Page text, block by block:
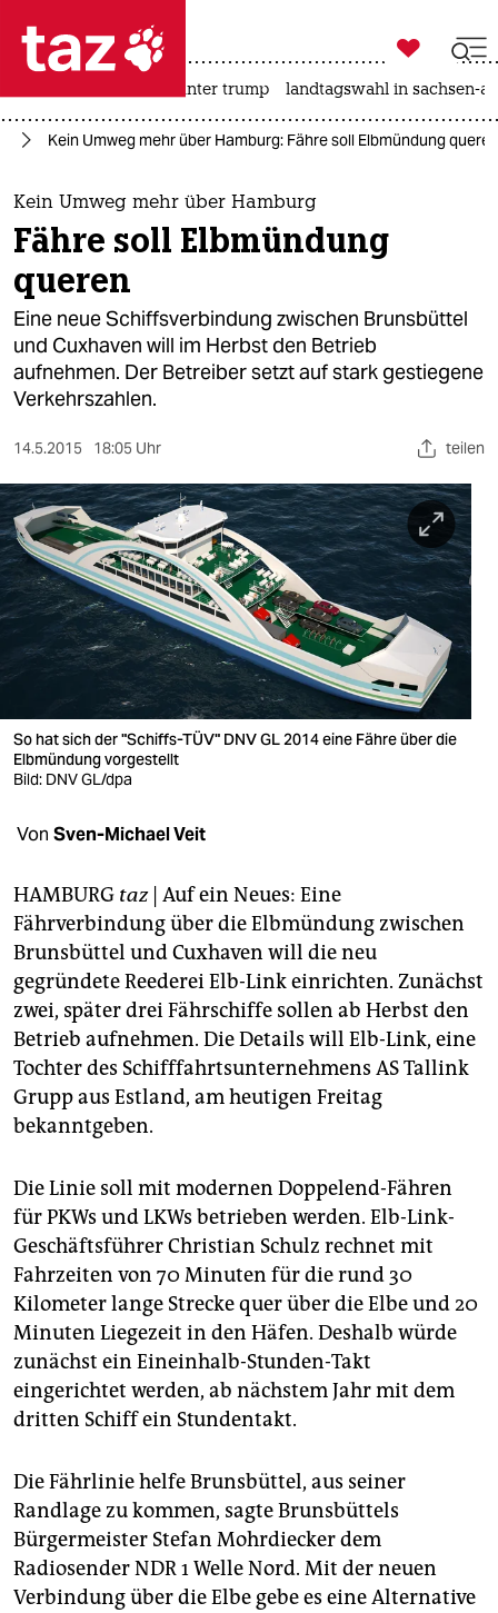
 taz zahl ich
taz zahl ich
themen
politik
öko
gesellschaft
kultur
sport
berlin
nord
wahrheit
verlag
veranstaltungen
shop
fragen & hilfe
abo
genossenschaft
epaper login

taz zahl ich
usa unter trump landtagswahl in sachsen-
Kein Umweg mehr über Hamburg: Fähre soll Elbmündung queren
Kein Umweg mehr über Hamburg
Fähre soll Elbmündung
queren
Eine neue Schiffsverbindung zwischen Brunsbüttel
und Cuxhaven will im Herbst den Betrieb
aufnehmen. Der Betreiber setzt auf stark gestiegene
Verkehrszahlen.
14.5.2015 18:05 Uhr teilen
So hat sich der "Schiffs-TÜV" DNV GL 2014 eine Fähre über die
Elbmündung vorgestellt
Bild: DNV GL/dpa
Von Sven-Michael Veit
HAMBURG taz| Auf ein Neues: Eine
Fährverbindung über die Elbmündung zwischen
Brunsbüttel und Cuxhaven will die neu
gegründete Reederei Elb-Link einrichten. Zunächst
zwei, später drei Fährschiffe sollen ab Herbst den
Betrieb aufnehmen. Die Details will Elb-Link, eine
Tochter des Schifffahrtsunternehmens AS Tallink
Grupp aus Estland, am heutigen Freitag
bekanntgeben.
Die Linie soll mit modernen Doppelend-Fähren
für PKWs und LKWs betrieben werden. Elb-Link-
Geschäftsführer Christian Schulz rechnet mit
Fahrzeiten von 70 Minuten für die rund 30
Kilometer lange Strecke quer über die Elbe und 20
Minuten Liegezeit in den Häfen. Deshalb würde
zunächst ein Eineinhalb-Stunden-Takt
eingerichtet werden, ab nächstem Jahr mit dem
dritten Schiff ein Stundentakt.
Die Fährlinie helfe Brunsbüttel, aus seiner
Randlage zu kommen, sagte Brunsbüttels
Bürgermeister Stefan Mohrdiecker dem
Radiosender NDR 1 Welle Nord. Mit der neuen
Verbindung über die Elbe gebe es eine Alternative